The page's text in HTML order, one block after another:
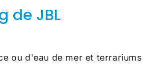
de JBL
ou d'eau de mer et terrariums